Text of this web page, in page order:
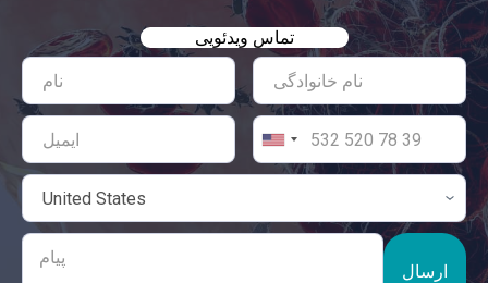
تماس ویدئویی
ارسال